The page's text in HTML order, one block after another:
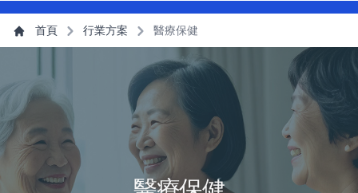
主導航選單
主內容 首頁 行業方案 醫療保健